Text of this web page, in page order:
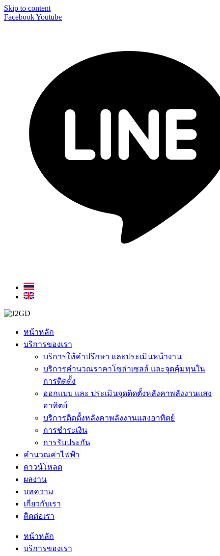
Skip to content
FacebookYoutube
หน้าหลัก
บริการของเรา
บริการให้คำปรึกษา และประเมินหน้างาน
บริการคำนวณราคาโซล่าเซลล์ และจุดคุ้มทุนใน
การติดตั้ง
ออกแบบ และ ประเมินจุดติดตั้งหลังคาพลังงานแสง
อาทิตย์
บริการติดตั้งหลังคาพลังงานแสงอาทิตย์
การชำระเงิน
การรับประกัน
คำนวณค่าไฟฟ้า
ดาวน์โหลด
ผลงาน
บทความ
เกี่ยวกับเรา
ติดต่อเรา
หน้าหลัก
บริการของเรา